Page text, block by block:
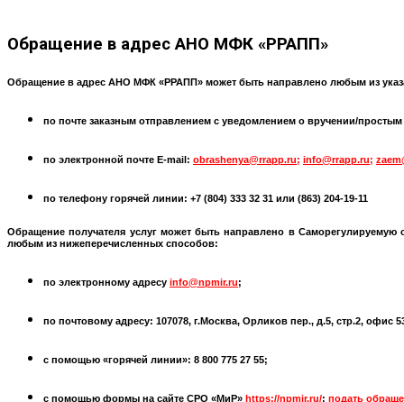
Обращение в адрес АНО МФК «РРАПП»
Обращение в адрес АНО МФК «РРАПП» может быть направлено любым из
по почте заказным отправлением с уведомлением о вручении/
по электронной почте E-mail: obrashenya@rrapp.ru; info@rrapp.ru;
по телефону горячей линии: +7 (804) 333 32 31 или (863) 204-19-11
Обращение получателя услуг может быть направлено в Саморегулируемую
любым из нижеперечисленных способов:
по электронному адресу info@npmir.ru;
по почтовому адресу: 107078, г.Москва, Орликов пер., д.5, стр.2, офис
с помощью «горячей линии»: 8 800 775 27 55;
с помощью формы на сайте СРО «МиР» https://npmir.ru/: подать